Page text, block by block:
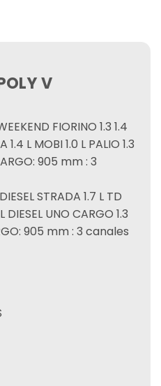
V
FIORINO 1.3 1.4
1.4 L MOBI 1.0 L PALIO 1.3
905 mm : 3
STRADA 1.7 L TD
DIESEL UNO CARGO 1.3
905 mm : 3 canales